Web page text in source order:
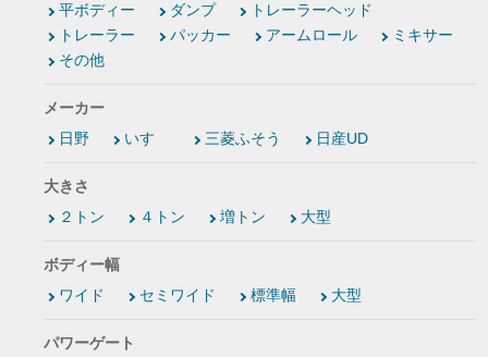
平ボディー
ダンプ
トレーラーヘッド
トレーラー
パッカー アームロール
ミキサー
その他
メーカー
日野
いすゞ 三菱ふそう 日産UD
大きさ
２トン
４トン 増トン 大型
ボディー幅
ワイド
セミワイド 標準幅 大型
パワーゲート